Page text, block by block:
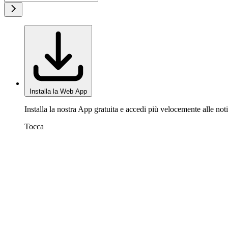
Installa la Web App
Installa la nostra App gratuita e accedi più velocemente alle
Tocca